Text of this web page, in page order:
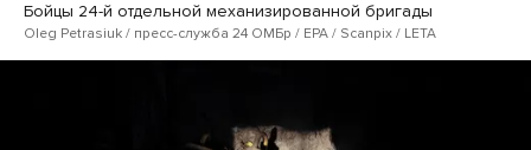
Бойцы 24-й отдельной механизированной бригады
Oleg Petrasiuk / пресс-служба 24 ОМБр / EPA / Scanpix / LETA